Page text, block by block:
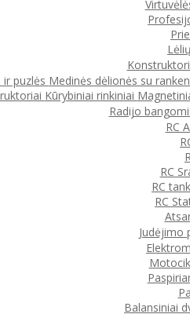
ir puzlės Medinės dėlionės su
Kūrybiniai rinkiniai
Radijo
RC
RC
RC
RC
Judėjimo
Balansiniai